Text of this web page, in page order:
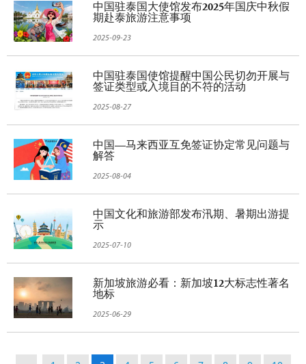
中国驻泰国大使馆发布2025年国庆中秋假
期赴泰旅游注意事项
2025-09-23
中国驻泰国使馆提醒中国公民切勿开展与
签证类型或入境目的不符的活动
2025-08-27
中国—马来西亚互免签证协定常见问题与
解答
2025-08-04
中国文化和旅游部发布汛期、暑期出游提
示
2025-07-10
新加坡旅游必看：新加坡12大标志性著名
地标
2025-06-29